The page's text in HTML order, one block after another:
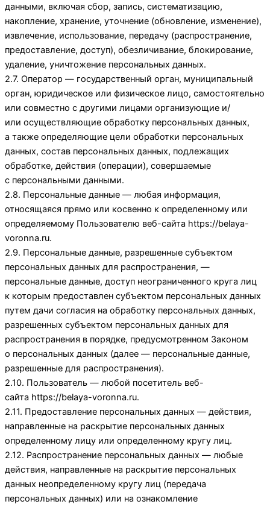
данными, включая сбор, запись, систематизацию,
накопление, хранение, уточнение (обновление, изменение),
извлечение, использование, передачу (распространение,
предоставление, доступ), обезличивание, блокирование,
удаление, уничтожение персональных данных.
2.7. Оператор — государственный орган, муниципальный
орган, юридическое или физическое лицо, самостоятельно
или совместно с другими лицами организующие и/
или осуществляющие обработку персональных данных,
а также определяющие цели обработки персональных
данных, состав персональных данных, подлежащих
обработке, действия (операции), совершаемые
с персональными данными.
2.8. Персональные данные — любая информация,
относящаяся прямо или косвенно к определенному или
определяемому Пользователю веб-сайта https://belaya-
voronna.ru.
2.9. Персональные данные, разрешенные субъектом
персональных данных для распространения, —
персональные данные, доступ неограниченного круга лиц
к которым предоставлен субъектом персональных данных
путем дачи согласия на обработку персональных данных,
разрешенных субъектом персональных данных для
распространения в порядке, предусмотренном Законом
о персональных данных (далее — персональные данные,
разрешенные для распространения).
2.10. Пользователь — любой посетитель веб-
сайта https://belaya-voronna.ru.
2.11. Предоставление персональных данных — действия,
направленные на раскрытие персональных данных
определенному лицу или определенному кругу лиц.
2.12. Распространение персональных данных — любые
действия, направленные на раскрытие персональных
данных неопределенному кругу лиц (передача
персональных данных) или на ознакомление